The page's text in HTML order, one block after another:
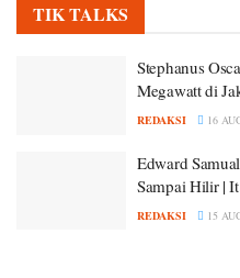
TIK TALKS
Stephanus
Megawatt di
REDAKSI 16
Edward
Sampai Hilir |
REDAKSI 15